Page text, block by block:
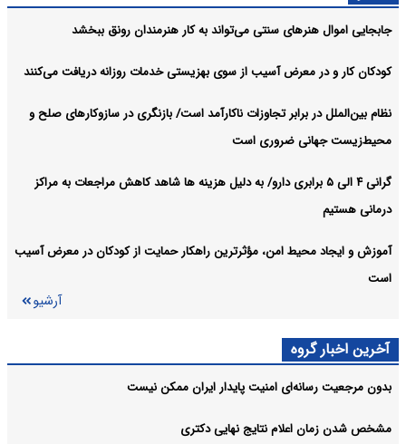
آرشیو
جابجایی اموال هنرهای سنتی می‌تواند به کار هنرمندان رونق ببخشد
کودکان کار و در معرض آسیب از سوی بهزیستی خدمات روزانه دریافت می‌کنند
نظام بین‌الملل در برابر تجاوزات ناکارآمد است/ بازنگری در سازوکارهای صلح و
محیط‌زیست جهانی ضروری است
گرانی ۴ الی ۵ برابری دارو/ به دلیل هزینه ها شاهد کاهش مراجعات به مراکز
درمانی هستیم
آموزش و ایجاد محیط امن، مؤثرترین راهکار حمایت از کودکان در معرض آسیب
است
آرشیو
آخرین اخبار گروه
بدون مرجعیت رسانه‌ای امنیت پایدار ایران ممکن نیست
مشخص شدن زمان اعلام نتایج نهایی دکتری